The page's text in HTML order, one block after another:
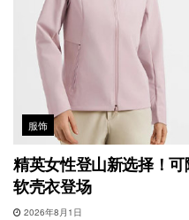
服饰
精英女性登山新选择！
软壳衣登场
2026年8月1日